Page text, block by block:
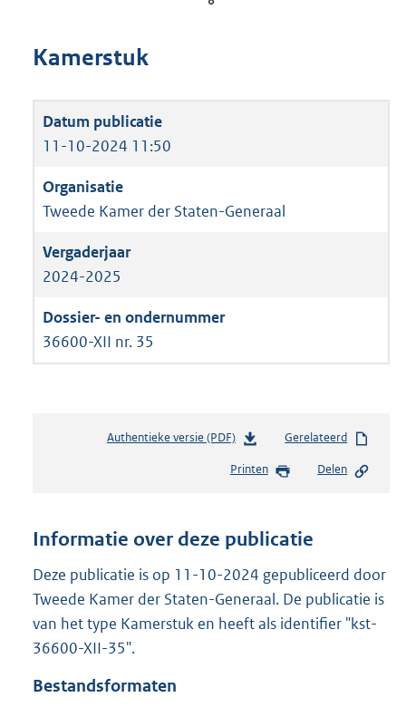
Kamerstuk
11-10-2024 11:50
Tweede Kamer der Staten-Generaal
2024-2025
36600-XII nr. 35
Authentieke versie (PDF)b
s
n
s
r
o
Gerelateerd
Printen Delen
Informatie over deze publicatie
Deze publicatie is op 11-10-2024 gepubliceerd door
Tweede Kamer der Staten-Generaal. De publicatie is
van het type Kamerstuk en heeft als identifier "kst-
36600-XII-35".
Bestandsformaten